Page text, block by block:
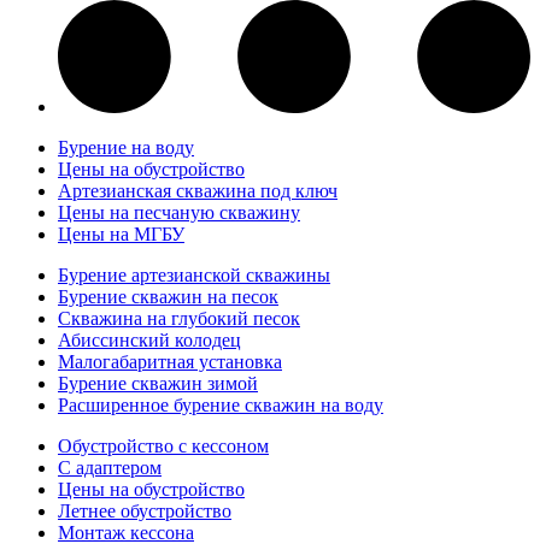
Бурение на воду
Цены на обустройство
Артезианская скважина под ключ
Цены на песчаную скважину
Цены на МГБУ
Бурение артезианской скважины
Бурение скважин на песок
Скважина на глубокий песок
Абиссинский колодец
Малогабаритная установка
Бурение скважин зимой
Расширенное бурение скважин на воду
Обустройство с кессоном
С адаптером
Цены на обустройство
Летнее обустройство
Монтаж кессона